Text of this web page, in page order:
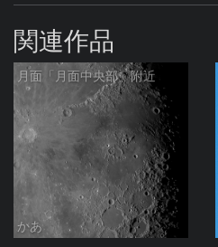
関連作品
月面「月面中央部」附近
かあ